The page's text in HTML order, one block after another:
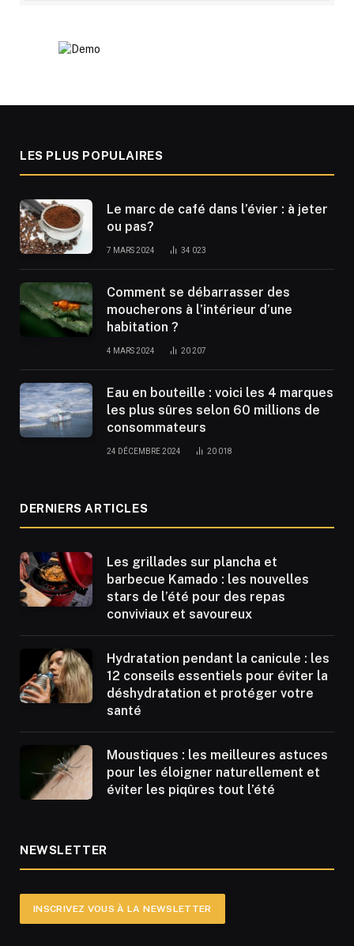
LES PLUS POPULAIRES
Le marc de café dans l’évier : à jeter
ou pas?
7 MARS 2024 34 023
Comment se débarrasser des
moucherons à l’intérieur d’une
habitation ?
4 MARS 2024 20 207
Eau en bouteille : voici les 4 marques
les plus sûres selon 60 millions de
consommateurs
24 DÉCEMBRE 2024 20 018
DERNIERS ARTICLES
Les grillades sur plancha et
barbecue Kamado : les nouvelles
stars de l’été pour des repas
conviviaux et savoureux
Hydratation pendant la canicule : les
12 conseils essentiels pour éviter la
déshydratation et protéger votre
santé
Moustiques : les meilleures astuces
pour les éloigner naturellement et
éviter les piqûres tout l’été
NEWSLETTER
INSCRIVEZ VOUS À LA NEWSLETTER